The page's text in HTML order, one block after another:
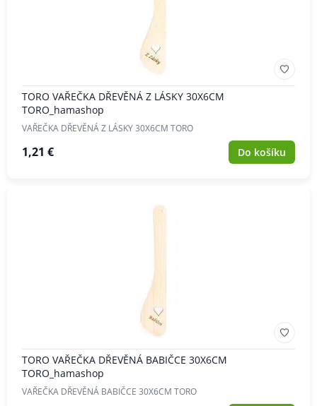
TORO VAŘEČKA DŘEVĚNÁ Z LÁSKY 30X6CM
TORO_hamashop
VAŘEČKA DŘEVĚNÁ Z LÁSKY 30X6CM TORO
1,21 € Do košíku
TORO VAŘEČKA DŘEVĚNÁ BABIČCE 30X6CM
TORO_hamashop
VAŘEČKA DŘEVĚNÁ BABIČCE 30X6CM TORO